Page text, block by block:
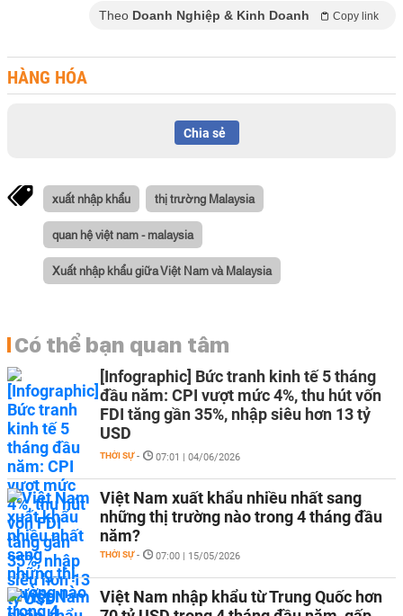
Theo Doanh Nghiệp & Kinh Doanh Copy link
HÀNG HÓA
Chia sẻ
xuất nhập khẩu thị trường Malaysia
quan hệ việt nam - malaysia
Xuất nhập khẩu giữa Việt Nam và Malaysia
Có thể bạn quan tâm
[Infographic] Bức tranh kinh tế 5 tháng
đầu năm: CPI vượt mức 4%, thu hút vốn
FDI tăng gần 35%, nhập siêu hơn 13 tỷ
USD
THỜI SỰ - 07:01 | 04/06/2026
Việt Nam xuất khẩu nhiều nhất sang
những thị trường nào trong 4 tháng đầu
năm?
THỜI SỰ - 07:00 | 15/05/2026
Việt Nam nhập khẩu từ Trung Quốc hơn